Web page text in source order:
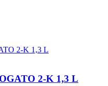
2-K 1,3 L